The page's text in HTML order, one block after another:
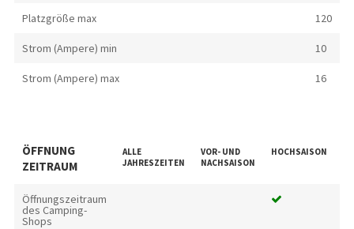
Platzgröße max 120
Strom (Ampere) min 10
Strom (Ampere) max 16
ÖFFNUNG
ZEITRAUM
ALLE
JAHRESZEITEN
VOR- UND
NACHSAISON
HOCHSAISON
Öffnungszeitraum
des Camping-
Shops